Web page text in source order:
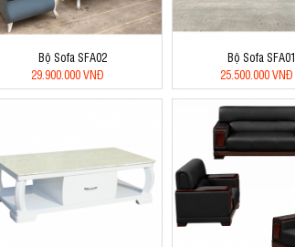
Bộ Sofa SFA02
29.900.000 VNĐ
Bộ Sofa SFA01
25.500.000 VNĐ